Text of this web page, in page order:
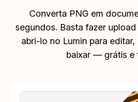
Converta PNG em
segundos. Basta fazer
abri-lo no Lumin para
baixar — grátis e